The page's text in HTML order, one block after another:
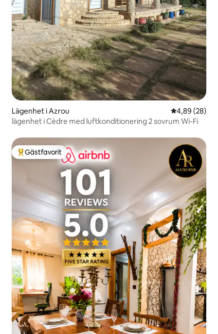
Lägenhet i Azrou 4,89 av 5 i
4,89 (28)
lägenhet i Cèdre med luftkonditionering 2 sovrum Wi-Fi
Populär gästfavorit
Gästfavorit